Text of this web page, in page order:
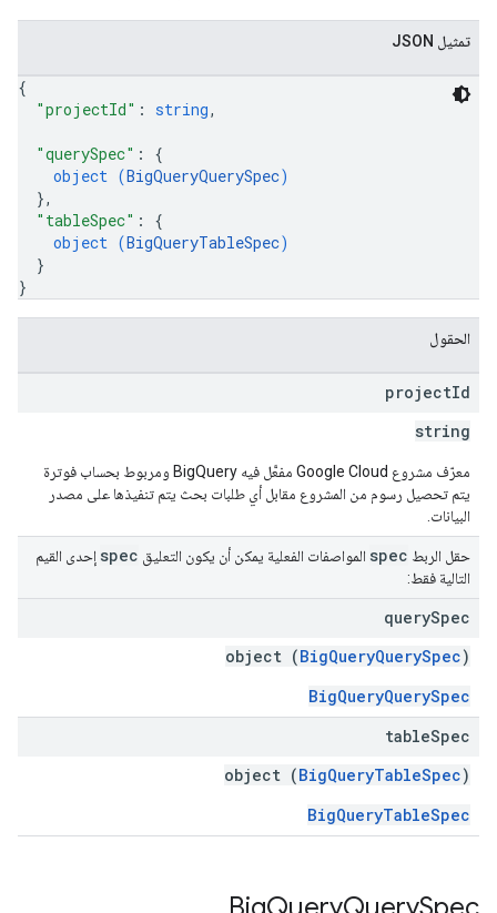
تمثيل JSON
{
"projectId" : string,
"querySpec" : {
object (BigQueryQuerySpec)
},
"tableSpec" : {
object (BigQueryTableSpec)
}
}
الحقول
projectId
string
معرّف مشروع Google Cloud مفعَّل فيه BigQuery ومربوط بحساب فوترة
يتم تحصيل رسوم من المشروع مقابل أي طلبات بحث يتم تنفيذها على مصدر
البيانات.
حقل الربط spec المواصفات الفعلية يمكن أن يكون التعليق spec إحدى القيم
التالية فقط:
querySpec
object (BigQueryQuerySpec)
BigQueryQuerySpec
tableSpec
object (BigQueryTableSpec)
BigQueryTableSpec